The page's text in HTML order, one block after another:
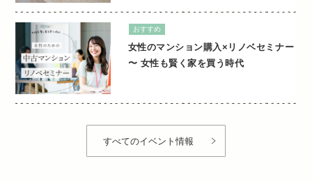
おすすめ
女性のマンション購入×リノベセミナー
〜 女性も賢く家を買う時代
すべてのイベント情報